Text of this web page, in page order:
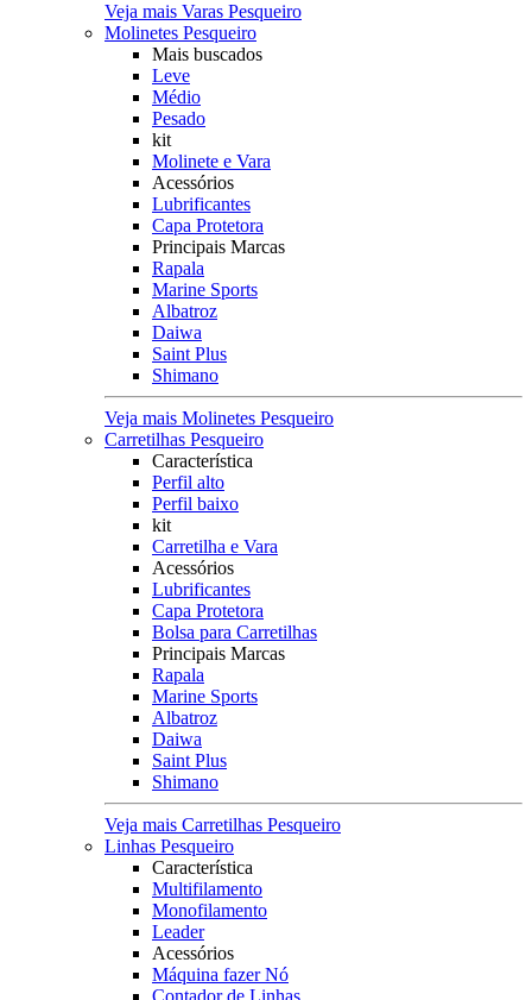
Veja mais Varas Pesqueiro
Molinetes Pesqueiro
Mais buscados
Leve
Médio
Pesado
kit
Molinete e Vara
Acessórios
Lubrificantes
Capa Protetora
Principais Marcas
Rapala
Marine Sports
Albatroz
Daiwa
Saint Plus
Shimano
Veja mais Molinetes Pesqueiro
Carretilhas Pesqueiro
Característica
Perfil alto
Perfil baixo
kit
Carretilha e Vara
Acessórios
Lubrificantes
Capa Protetora
Bolsa para Carretilhas
Principais Marcas
Rapala
Marine Sports
Albatroz
Daiwa
Saint Plus
Shimano
Veja mais Carretilhas Pesqueiro
Linhas Pesqueiro
Característica
Multifilamento
Monofilamento
Leader
Acessórios
Máquina fazer Nó
Contador de Linhas